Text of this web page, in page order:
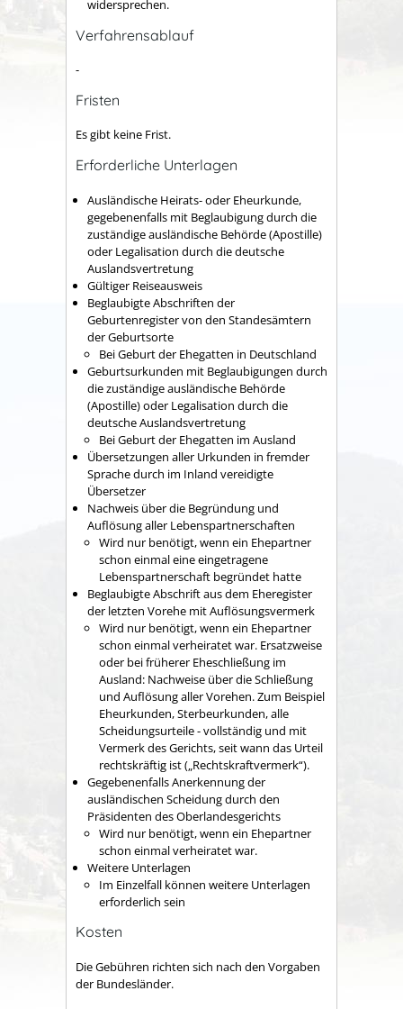
widersprechen.
Verfahrensablauf
-
Fristen
Es gibt keine Frist.
Erforderliche Unterlagen
Ausländische Heirats- oder Eheurkunde,
gegebenenfalls mit Beglaubigung durch die
zuständige ausländische Behörde (Apostille)
oder Legalisation durch die deutsche
Auslandsvertretung
Gültiger Reiseausweis
Beglaubigte Abschriften der
Geburtenregister von den Standesämtern
der Geburtsorte
Bei Geburt der Ehegatten in Deutschland
Geburtsurkunden mit Beglaubigungen durch
die zuständige ausländische Behörde
(Apostille) oder Legalisation durch die
deutsche Auslandsvertretung
Bei Geburt der Ehegatten im Ausland
Übersetzungen aller Urkunden in fremder
Sprache durch im Inland vereidigte
Übersetzer
Nachweis über die Begründung und
Auflösung aller Lebenspartnerschaften
Wird nur benötigt, wenn ein Ehepartner
schon einmal eine eingetragene
Lebenspartnerschaft begründet hatte
Beglaubigte Abschrift aus dem Eheregister
der letzten Vorehe mit Auflösungsvermerk
Wird nur benötigt, wenn ein Ehepartner
schon einmal verheiratet war. Ersatzweise
oder bei früherer Eheschließung im
Ausland: Nachweise über die Schließung
und Auflösung aller Vorehen. Zum Beispiel
Eheurkunden, Sterbeurkunden, alle
Scheidungsurteile - vollständig und mit
Vermerk des Gerichts, seit wann das Urteil
rechtskräftig ist („Rechtskraftvermerk“).
Gegebenenfalls Anerkennung der
ausländischen Scheidung durch den
Präsidenten des Oberlandesgerichts
Wird nur benötigt, wenn ein Ehepartner
schon einmal verheiratet war.
Weitere Unterlagen
Im Einzelfall können weitere Unterlagen
erforderlich sein
Kosten
Die Gebühren richten sich nach den Vorgaben
der Bundesländer.